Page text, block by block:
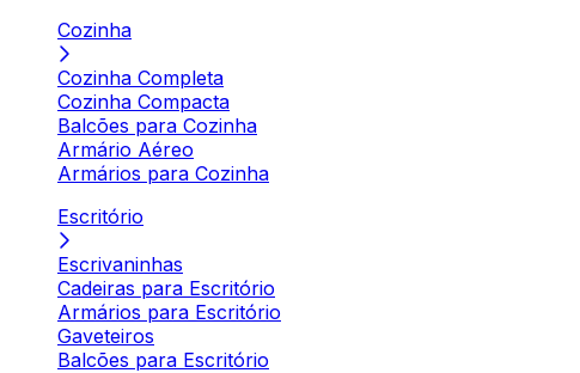
Cozinha
Cozinha Completa
Cozinha Compacta
Balcões para Cozinha
Armário Aéreo
Armários para Cozinha
Escritório
Escrivaninhas
Cadeiras para Escritório
Armários para Escritório
Gaveteiros
Balcões para Escritório